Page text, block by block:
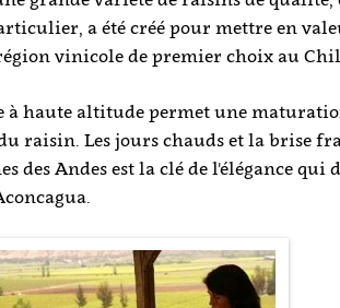
a été créé pour mettre en
vinicole de premier choix au
à haute altitude permet une
raisin. Les jours chauds et la brise
des Andes est la clé de l'élégance qui